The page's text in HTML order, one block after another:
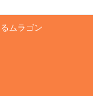
ムラゴン